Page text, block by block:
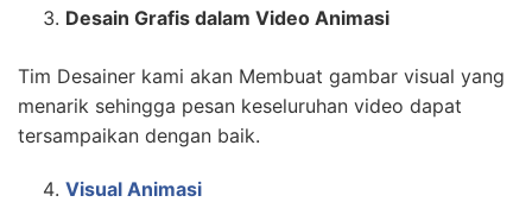
Desain Grafis dalam Video Animasi
Tim Desainer kami akan Membuat gambar visual yang
menarik sehingga pesan keseluruhan video dapat
tersampaikan dengan baik.
Visual Animasi